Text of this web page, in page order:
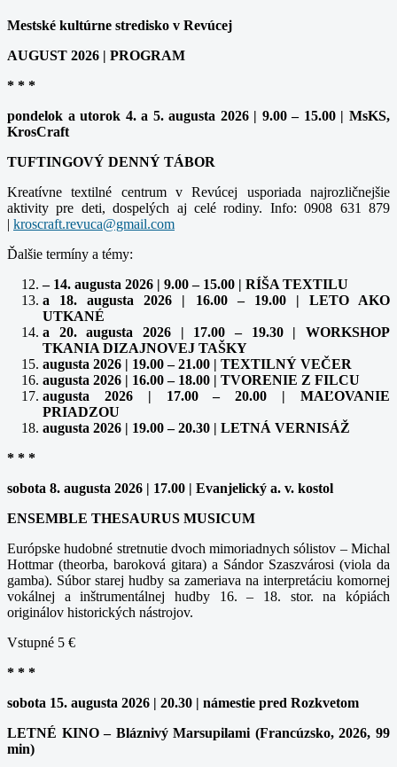
Mestské kultúrne stredisko v Revúcej
AUGUST 2026 | PROGRAM
* * *
pondelok a utorok 4. a 5. augusta 2026 | 9.00 – 15.00 | MsKS,
KrosCraft
TUFTINGOVÝ DENNÝ TÁBOR
Kreatívne textilné centrum v Revúcej usporiada najrozličnejšie
aktivity pre deti, dospelých aj celé rodiny. Info: 0908 631 879
|
Ďalšie termíny a témy:
– 14. augusta 2026 | 9.00 – 15.00 | RÍŠA TEXTILU
a 18. augusta 2026 | 16.00 – 19.00 | LETO AKO
UTKANÉ
a 20. augusta 2026 | 17.00 – 19.30 | WORKSHOP
TKANIA DIZAJNOVEJ TAŠKY
augusta 2026 | 19.00 – 21.00 | TEXTILNÝ VEČER
augusta 2026 | 16.00 – 18.00 | TVORENIE Z FILCU
augusta 2026 | 17.00 – 20.00 | MAĽOVANIE
PRIADZOU
augusta 2026 | 19.00 – 20.30 | LETNÁ VERNISÁŽ
* * *
sobota 8. augusta 2026 | 17.00 | Evanjelický a. v. kostol
ENSEMBLE THESAURUS MUSICUM
Európske hudobné stretnutie dvoch mimoriadnych sólistov – Michal
Hottmar (theorba, baroková gitara) a Sándor Szaszvárosi (viola da
gamba). Súbor starej hudby sa zameriava na interpretáciu komornej
vokálnej a inštrumentálnej hudby 16. – 18. stor. na kópiách
originálov historických nástrojov.
Vstupné 5 €
* * *
sobota 15. augusta 2026 | 20.30 | námestie pred Rozkvetom
LETNÉ KINO – Bláznivý Marsupilami (Francúzsko, 2026, 99
min)